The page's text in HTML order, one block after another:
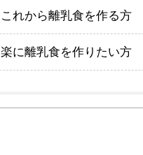
これから離乳食を作る方
楽に離乳食を作りたい方